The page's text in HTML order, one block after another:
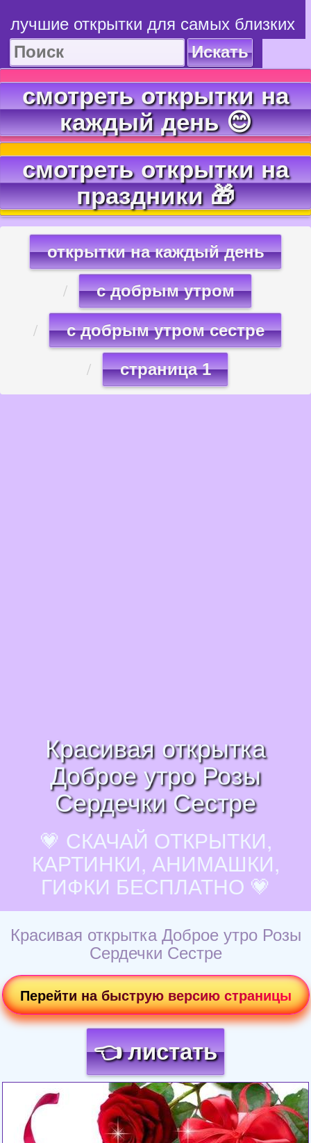
лучшие открытки для самых близких
Искать
смотреть открытки на
каждый день 😊
смотреть открытки на
праздники 🎁
открытки на каждый день
с добрым утром
с добрым утром сестре
страница 1
Красивая открытка
Доброе утро Розы
Сердечки Сестре
💗 СКАЧАЙ ОТКРЫТКИ,
КАРТИНКИ, АНИМАШКИ,
ГИФКИ БЕСПЛАТНО 💗
Красивая открытка Доброе утро Розы
Сердечки Сестре
Перейти на быструю версию страницы
👈 листать
Загрузка картинки...